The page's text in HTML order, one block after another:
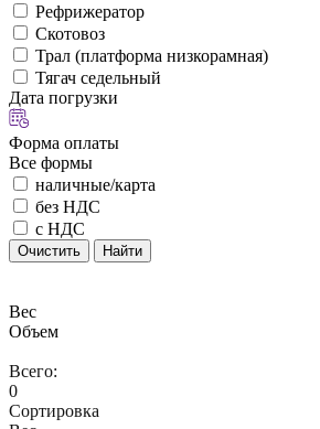
Рефрижератор
Скотовоз
Трал (платформа низкорамная)
Тягач седельный
Дата погрузки
Форма оплаты
Все формы
наличные/карта
без НДС
с НДС
Очистить Найти
Вес
Объем
Всего:
0
Сортировка